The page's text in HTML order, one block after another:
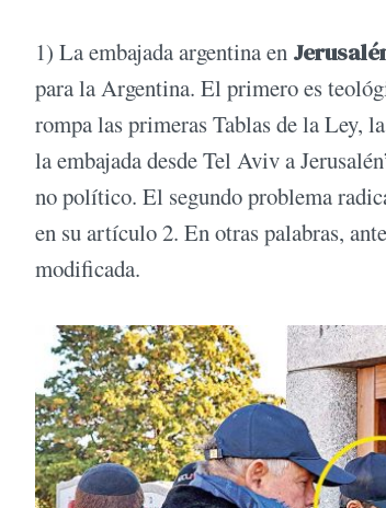
1) La embajada argentina en
para la Argentina. El primero es
rompa las primeras Tablas de la Ley,
la embajada desde Tel Aviv a
no político. El segundo problema
en su artículo 2. En otras palabras,
modificada.